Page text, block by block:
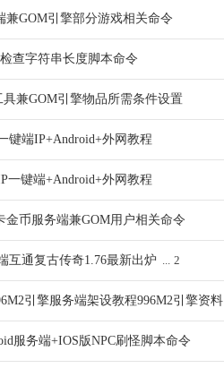
兼GOM引擎部分游戏相关命令
查字符串长度脚本命令
兼GOM引擎物品所需条件设置
键端IP+Android+外网教程
一键端+Android+外网教程
金币服务端兼GOM用户相关命令
互通复古传奇1.76最新出炉 ... 2
引擎服务端架设教程996M2引擎资料
服务端+IOS版NPC刷怪脚本命令